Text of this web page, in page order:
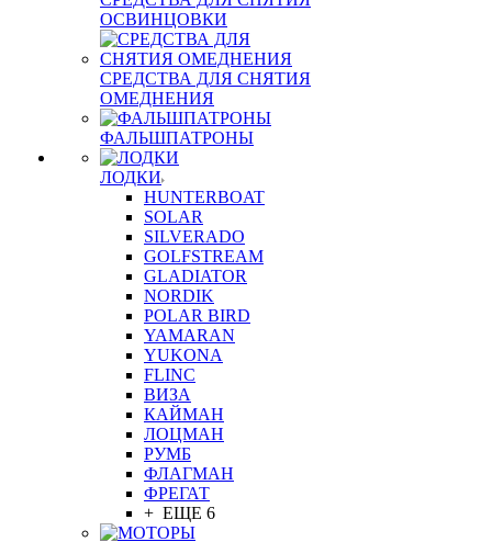
ОСВИНЦОВКИ
СРЕДСТВА ДЛЯ СНЯТИЯ
ОМЕДНЕНИЯ
ФАЛЬШПАТРОНЫ
ЛОДКИ
HUNTERBOAT
SOLAR
SILVERADO
GOLFSTREAM
GLADIATOR
NORDIK
POLAR BIRD
YAMARAN
YUKONA
FLINC
ВИЗА
КАЙМАН
ЛОЦМАН
РУМБ
ФЛАГМАН
ФРЕГАТ
+ ЕЩЕ 6